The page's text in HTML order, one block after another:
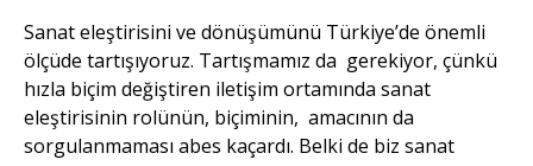
Sanat eleştirisini ve dönüşümünü Türkiye’de önemli
ölçüde tartışıyoruz. Tartışmamız da gerekiyor, çünkü
hızla biçim değiştiren iletişim ortamında sanat
eleştirisinin rolünün, biçiminin, amacının da
sorgulanmaması abes kaçardı. Belki de biz sanat